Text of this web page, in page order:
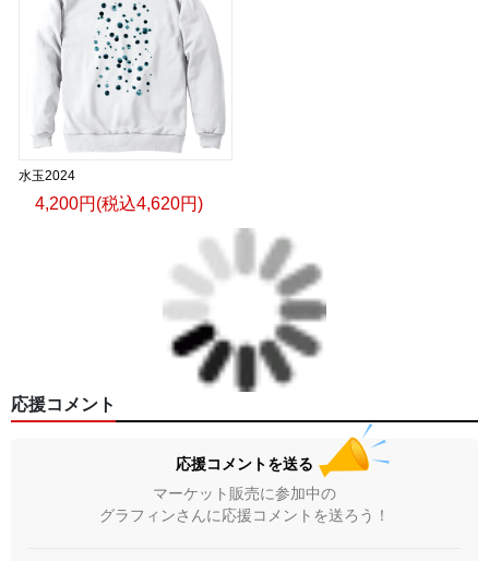
水玉2024
4,200円(税込4,620円)
応援コメント
応援コメントを送る
マーケット販売に参加中の
グラフィンさんに応援コメントを送ろう！